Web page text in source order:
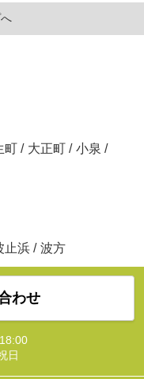
町 / 大正町 / 小泉 /
止浜 / 波方
わせ
日